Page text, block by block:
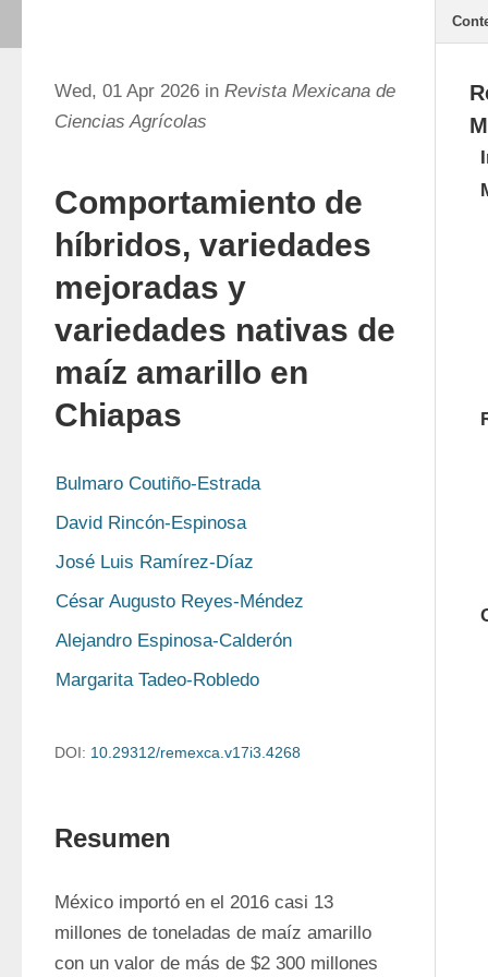
Wed, 01 Apr 2026 in Revista Mexicana de
Ciencias Agrícolas
Comportamiento de
híbridos, variedades
mejoradas y
variedades nativas de
maíz amarillo en
Chiapas
Bulmaro Coutiño-Estrada
David Rincón-Espinosa
José Luis Ramírez-Díaz
César Augusto Reyes-Méndez
Alejandro Espinosa-Calderón
Margarita Tadeo-Robledo
DOI: 10.29312/remexca.v17i3.4268
Resumen
México importó en el 2016 casi 13
millones de toneladas de maíz amarillo
con un valor de más de $2 300 millones